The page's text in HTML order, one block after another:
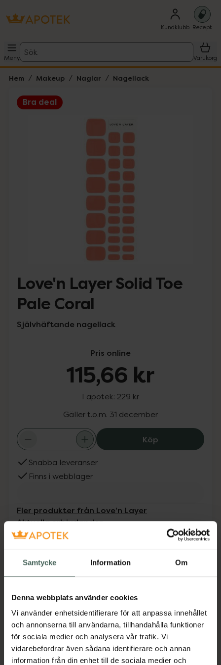
Samtycke Information Om
Denna webbplats använder cookies
Vi använder enhetsidentifierare för att anpassa innehållet
och annonserna till användarna, tillhandahålla funktioner
för sociala medier och analysera vår trafik. Vi
vidarebefordrar även sådana identifierare och annan
information från din enhet till de sociala medier och
Kundklubb Recept
Meny
Sök
Varukorg
Hem Makeup Naglar Nagellack
Bra deal
Lista: . Innehåller 2 objekt.
Love'n Layer Solid Toe
Pale Coral
Självhäftande nagellack
Pris online
115,66 kr
I apotek: 229 kr
Gäller t.o.m. 31 december
KöpLove'n Layer
Snabba leveranser
Finns i webblager
Fler produkter från Love'n Layer
Aktuella erbjudanden
Beskrivning Dölj
Solid Toe Pale coral är en härlig sommarfärg
Enfärgade Layers i ljus-orange coral med
glansig yta för att din pedikyr alltid ska se
nygjord ut. Viktigt! Bör ej utsättas för solljus
och värme innan och under applicering.
EAN:
07350137741097